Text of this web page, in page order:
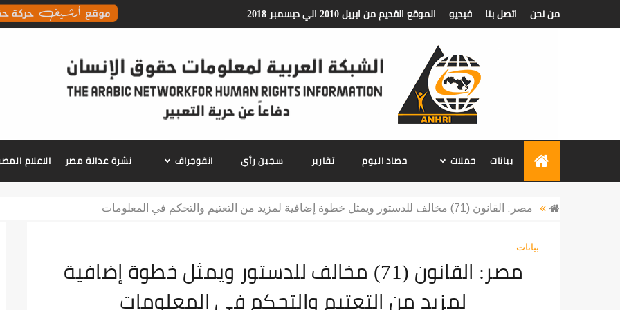
من نحن اتصل بنا فيديو الموقع القديم من ابريل 2010 الي ديسمبر 2018
الشبكة العربية لمعلومات حقوق
بيانات حملات حصاد اليوم تقارير سجين رأي انفوجراف نشرة عدالة مصر الاعلام
» مصر: القانون (71) مخالف للدستور ويمثل خطوة إضافية لمزيد من التعتيم والتحكم في المعلومات
بيانات
مصر: القانون (71) مخالف للدستور ويمثل خطوة إضافية
لمزيد من التعتيم والتحكم في المعلومات